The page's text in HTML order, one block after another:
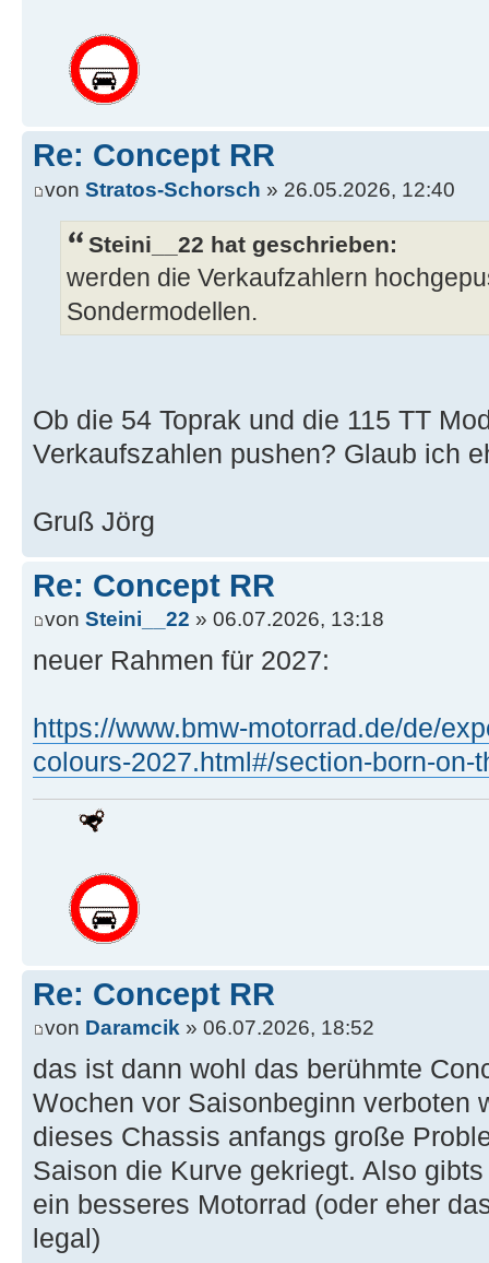
Re: Concept RR
von Stratos-Schorsch » 26.05.2026, 12:40
Steini__22 hat geschrieben:
werden die Verkaufzahlern
Sondermodellen.
Ob die 54 Toprak und die 115 TT
Verkaufszahlen pushen? Glaub ich
Gruß Jörg
Re: Concept RR
von Steini__22 » 06.07.2026, 13:18
neuer Rahmen für 2027:
https://www.bmw-motorrad.de/de/
colours-2027.html#/section-born-on-
Re: Concept RR
von Daramcik » 06.07.2026, 18:52
das ist dann wohl das berühmte
Wochen vor Saisonbeginn verboten
dieses Chassis anfangs große
Saison die Kurve gekriegt. Also
ein besseres Motorrad (oder eher
legal)